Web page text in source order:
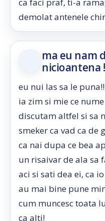
demolat antenele
ma eu nam
nicioantena
eu nui las sa le
ia zim si mie ce
discutam altfel si sa
smeker ca vad ca de
ca nai dupa ce bea
un risaivar de ala sa
aci si sati dea ei, ca
au mai bine pune
cum muncesc toata
ca alti!